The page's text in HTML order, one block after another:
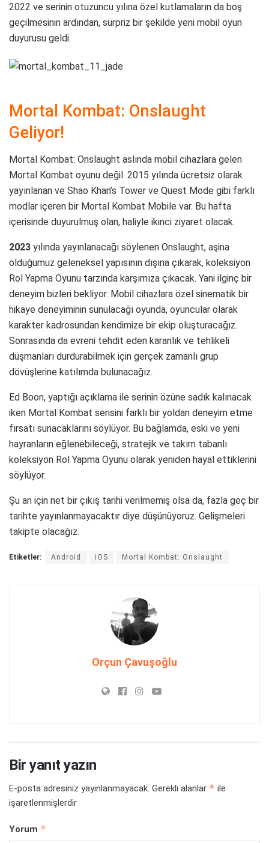
2022 ve serinin otuzuncu yılına özel kutlamaların da boş
geçilmesinin ardından, sürpriz bir şekilde yeni mobil oyun
duyurusu geldi.
Mortal Kombat: Onslaught
Geliyor!
Mortal Kombat: Onslaught aslında mobil cihazlara gelen
Mortal Kombat oyunu değil. 2015 yılında ücretsiz olarak
yayınlanan ve Shao Khan’s Tower ve Quest Mode gibi farklı
modlar içeren bir Mortal Kombat Mobile var. Bu hafta
içerisinde duyurulmuş olan, haliyle ikinci ziyaret olacak.
2023 yılında yayınlanacağı söylenen Onslaught, aşina
olduğumuz geleneksel yapısının dışına çıkarak, koleksiyon
Rol Yapma Oyunu tarzında karşımıza çıkacak. Yani ilginç bir
deneyim bizleri bekliyor. Mobil cihazlara özel sinematik bir
hikaye deneyiminin sunulacağı oyunda, oyuncular olarak
karakter kadrosundan kendimize bir ekip oluşturacağız.
Sonrasında da evreni tehdit eden karanlık ve tehlikeli
düşmanları durdurabilmek için gerçek zamanlı grup
dövüşlerine katılımda bulunacağız.
Ed Boon, yaptığı açıklama ile serinin özüne sadık kalınacak
iken Mortal Kombat serisini farklı bir yoldan deneyim etme
fırsatı sunacaklarını söylüyor. Bu bağlamda, eski ve yeni
hayranların eğlenebileceği, stratejik ve takım tabanlı
koleksiyon Rol Yapma Oyunu olarak yeniden hayal ettiklerini
söylüyor.
Şu an için net bir çıkış tarihi verilmemiş olsa da, fazla geç bir
tarihte yayınlanmayacaktır diye düşünüyoruz. Gelişmeleri
takipte olacağız.
Etiketler: Android iOS Mortal Kombat: Onslaught
Orçun Çavuşoğlu
Bir yanıt yazın
E-posta adresiniz yayınlanmayacak. Gerekli alanlar * ile
işaretlenmişlerdir
Yorum *